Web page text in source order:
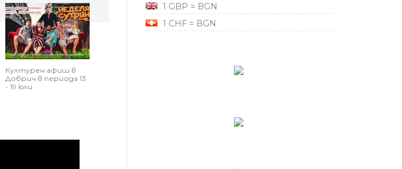
Културен афиш в
Добрич в периода 13
- 19 юли
1 GBP = BGN
1 CHF = BGN